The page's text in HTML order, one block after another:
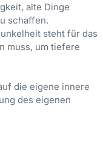
alte Dinge
schaffen.
steht für das
muss, um tiefere
die eigene innere
des eigenen